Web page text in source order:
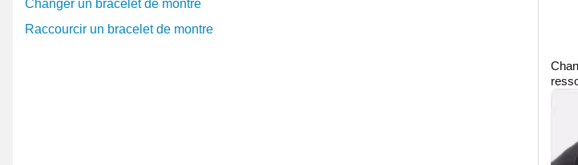
Changer un bracelet de montre
Raccourcir un bracelet de montre